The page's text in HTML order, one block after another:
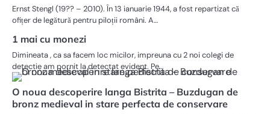
Ernst Stengl (19?? – 2010). În 13 ianuarie 1944, a fost repartizat că
ofițer de legătură pentru piloții români. A…
1 mai cu monezi
Dimineata , ca sa facem loc micilor, impreuna cu 2 noi colegi de
detectie am pornit la detectat evident. Pe…
O noua descoperire langa Bistrita – Buzdugan de
bronz medieval in stare perfecta de conservare